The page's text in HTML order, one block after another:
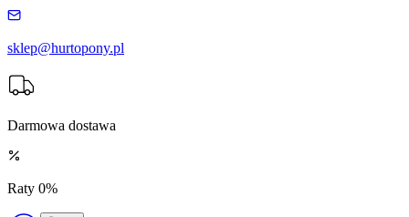
sklep@hurtopony.pl
Darmowa dostawa
Raty 0%